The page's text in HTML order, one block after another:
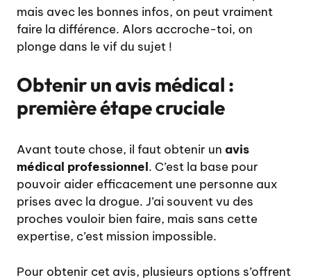
mais avec les bonnes infos, on peut vraiment
faire la différence. Alors accroche-toi, on
plonge dans le vif du sujet !
Obtenir un avis médical :
première étape cruciale
Avant toute chose, il faut obtenir un avis
médical professionnel. C’est la base pour
pouvoir aider efficacement une personne aux
prises avec la drogue. J’ai souvent vu des
proches vouloir bien faire, mais sans cette
expertise, c’est mission impossible.
Pour obtenir cet avis, plusieurs options s’offrent